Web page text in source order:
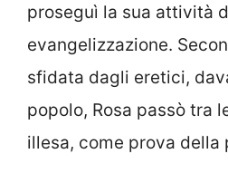
proseguì la sua attività
evangelizzazione.
sfidata dagli eretici,
popolo, Rosa passò tra
illesa, come prova della